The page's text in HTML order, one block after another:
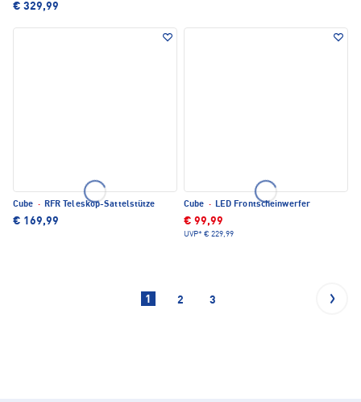
€ 329,99
Cube · RFR Teleskop-Sattelstütze
€ 169,99
Cube · LED Frontscheinwerfer
€ 99,99
UVP* € 229,99
1 2 3